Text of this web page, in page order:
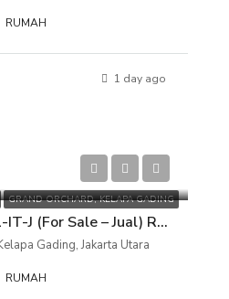
RUMAH
1 day ago
GRAND ORCHARD, KELAPA GADING
P3KPG-00002061-IT-J (For Sale – Jual) Rumah Grand Orchard Ebony, Kelapa Gading, Jakarta Utara
Gading, Jakarta Utara
RUMAH